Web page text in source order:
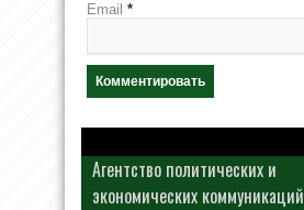
Email *
Агентство политических и
экономических коммуникаций